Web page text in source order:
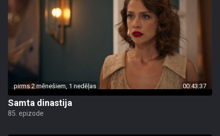
pirms 2 mēnešiem, 1 nedēļas 00:43:37
Samta dinastija
85. epizode